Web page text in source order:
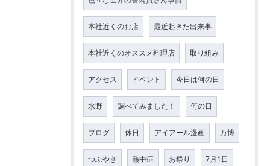
本社近くのお店 最近起きた出来事
本社近くのオススメ料理店 取り組み
アクセス イベント 今日は何の日
水野 調べてみました！ 何の日
ブログ 休日 アイアール漫画 万博
つぶやき 熱中症 お祭り 7月1日